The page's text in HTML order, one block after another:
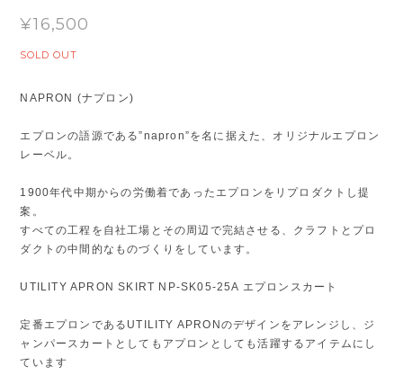
¥16,500
SOLD OUT
NAPRON (ナプロン)
エプロンの語源である”napron”を名に据えた、オリジナルエプロン
レーベル。
1900年代中期からの労働着であったエプロンをリプロダクトし提
案。
すべての工程を自社工場とその周辺で完結させる、クラフトとプロ
ダクトの中間的なものづくりをしています。
UTILITY APRON SKIRT NP-SK05-25A エプロンスカート
定番エプロンであるUTILITY APRONのデザインをアレンジし、ジ
ャンパースカートとしてもアプロンとしても活躍するアイテムにし
ています